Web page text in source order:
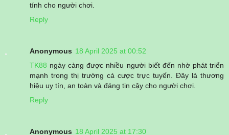
tính cho người chơi.
Reply
Anonymous 18 April 2025 at 00:52
TK88 ngày càng được nhiều người biết đến nhờ phát triển
mạnh trong thị trường cá cược trực tuyến. Đây là thương
hiệu uy tín, an toàn và đáng tin cậy cho người chơi.
Reply
Anonymous 18 April 2025 at 17:30